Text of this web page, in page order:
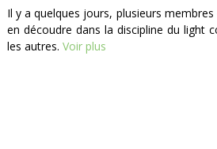
Il y a quelques jours, plusieurs
en découdre dans la discipline du light
les autres. Voir plus